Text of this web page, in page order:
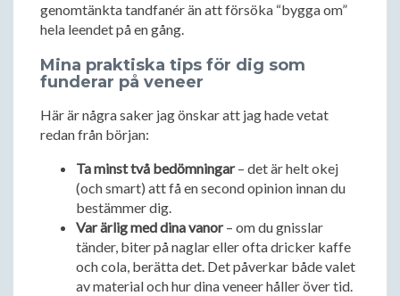
genomtänkta tandfanér än att försöka “bygga om”
hela leendet på en gång.
Mina praktiska tips för dig som
funderar på veneer
Här är några saker jag önskar att jag hade vetat
redan från början:
Ta minst två bedömningar– det är helt okej
(och smart) att få en second opinion innan du
bestämmer dig.
Var ärlig med dina vanor– om du gnisslar
tänder, biter på naglar eller ofta dricker kaffe
och cola, berätta det. Det påverkar både valet
av material och hur dina veneer håller över tid.